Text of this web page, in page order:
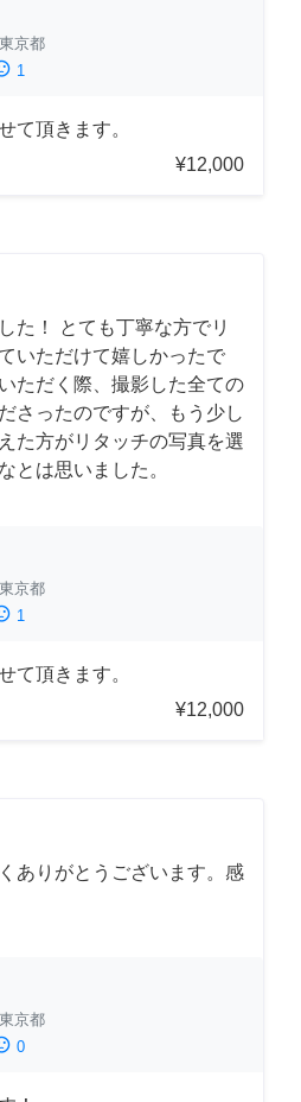
東京都
1
て頂きます。
¥12,000
た！ とても丁寧な方でリ
いただけて嬉しかったで
ただく際、撮影した全ての
さったのですが、もう少し
た方がリタッチの写真を選
とは思いました。
東京都
1
て頂きます。
¥12,000
ありがとうございます。感
東京都
0